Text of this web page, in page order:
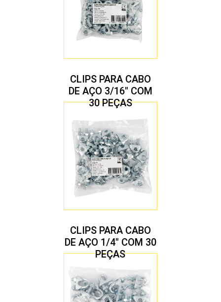
CLIPS PARA CABO
DE AÇO 3/16″ COM
30 PEÇAS
CLIPS PARA CABO
DE AÇO 1/4″ COM 30
PEÇAS